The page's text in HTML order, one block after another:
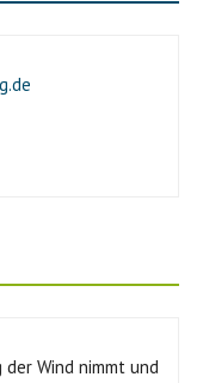
Wind nimmt und